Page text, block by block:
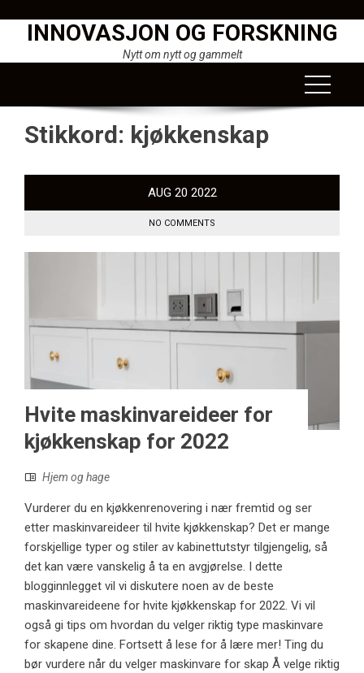
INNOVASJON OG FORSKNING
Nytt om nytt og gammelt
Stikkord: kjøkkenskap
AUG 20 2022
NO COMMENTS
Hvite maskinvareideer for
kjøkkenskap for 2022
Hjem og hage
Vurderer du en kjøkkenrenovering i nær fremtid og ser
etter maskinvareideer til hvite kjøkkenskap? Det er mange
forskjellige typer og stiler av kabinettutstyr tilgjengelig, så
det kan være vanskelig å ta en avgjørelse. I dette
blogginnlegget vil vi diskutere noen av de beste
maskinvareideene for hvite kjøkkenskap for 2022. Vi vil
også gi tips om hvordan du velger riktig type maskinvare
for skapene dine. Fortsett å lese for å lære mer! Ting du
bør vurdere når du velger maskinvare for skap Å velge riktig